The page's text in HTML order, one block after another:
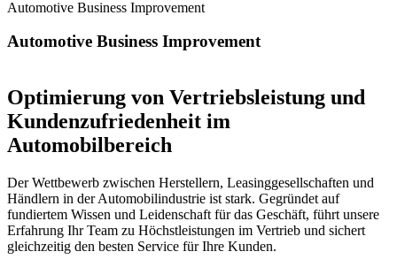
Automotive Business Improvement
Automotive Business Improvement
Optimierung von Vertriebsleistung und
Kundenzufriedenheit im
Automobilbereich
Der Wettbewerb zwischen Herstellern, Leasinggesellschaften und
Händlern in der Automobilindustrie ist stark. Gegründet auf
fundiertem Wissen und Leidenschaft für das Geschäft, führt unsere
Erfahrung Ihr Team zu Höchstleistungen im Vertrieb und sichert
gleichzeitig den besten Service für Ihre Kunden.